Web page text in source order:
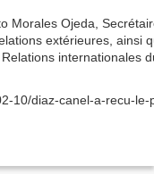
Morales Ojeda,
extérieures, ainsi
internationales
10/diaz-canel-a-recu-